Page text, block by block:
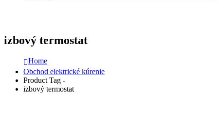
izbový termostat
Home
Obchod elektrické kúrenie
Product Tag -
izbový termostat